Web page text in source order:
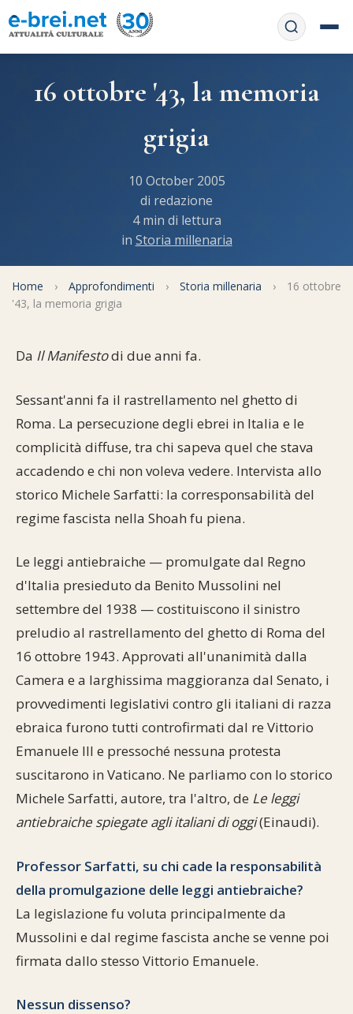
Contattaci
APP web
Informativa Privacy
Libri di preghiera
Regole di Halachà
Pubblicazioni
Momenti di Torah
Orari di Shabbat
Vendita del chametz
Mappa del sito
Spunti
Perle dal Talmud
Umorismo e simpatia
Aspetti di vita ebraica
Storia millenaria
Personaggi celebri
Sbirciamo Eretz Israel
Tanach
La Legge Orale
Il Talmud in italiano
Opere di Maimonide
Mangiare casher
Turismo in Italia
Parliamone
it.cultura.ebraica
Netiquette
Collegamenti utili
Scambio di link
Dal nostro archivio
16 ottobre '43, la memoria
grigia
10 October 2005
di redazione
4 min di lettura
in Storia millenaria
Home › Approfondimenti › Storia millenaria ›
16 ottobre
'43, la memoria grigia
Da Il Manifestodi due anni fa.
Sessant'anni fa il rastrellamento nel ghetto di
Roma. La persecuzione degli ebrei in Italia e le
complicità diffuse, tra chi sapeva quel che stava
accadendo e chi non voleva vedere. Intervista allo
storico Michele Sarfatti: la corresponsabilità del
regime fascista nella Shoah fu piena.
Le leggi antiebraiche — promulgate dal Regno
d'Italia presieduto da Benito Mussolini nel
settembre del 1938 — costituiscono il sinistro
preludio al rastrellamento del ghetto di Roma del
16 ottobre 1943. Approvati all'unanimità dalla
Camera e a larghissima maggioranza dal Senato, i
provvedimenti legislativi contro gli italiani di razza
ebraica furono tutti controfirmati dal re Vittorio
Emanuele III e pressoché nessuna protesta
suscitarono in Vaticano. Ne parliamo con lo storico
Michele Sarfatti, autore, tra l'altro, de Le leggi
antiebraiche spiegate agli italiani di oggi(Einaudi).
Professor Sarfatti, su chi cade la responsabilità
della promulgazione delle leggi antiebraiche?
La legislazione fu voluta principalmente da
Mussolini e dal regime fascista anche se venne poi
firmata dallo stesso Vittorio Emanuele.
Nessun dissenso?